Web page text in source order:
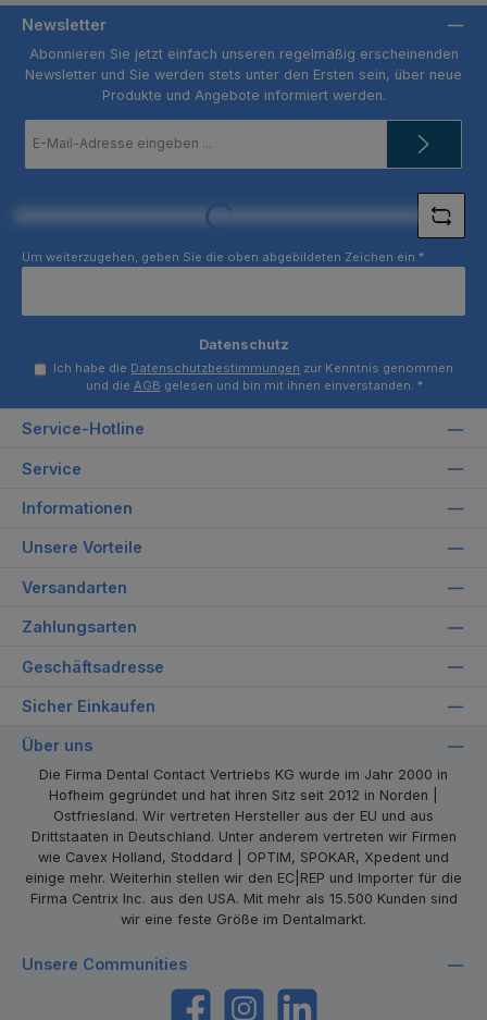
Newsletter
Abonnieren Sie jetzt einfach unseren regelmäßig erscheinenden
Newsletter und Sie werden stets unter den Ersten sein, über neue
Produkte und Angebote informiert werden.
Mail-
Loading...
Um weiterzugehen, geben Sie die oben abgebildeten Zeichen ein *
Datenschutz
Ich habe die Datenschutzbestimmungen zur Kenntnis genommen
und die AGB gelesen und bin mit ihnen einverstanden. *
Service-Hotline
Service
Informationen
Unsere Vorteile
Versandarten
Zahlungsarten
Geschäftsadresse
Sicher Einkaufen
Über uns
Die Firma Dental Contact Vertriebs KG wurde im Jahr 2000 in
Hofheim gegründet und hat ihren Sitz seit 2012 in Norden |
Ostfriesland. Wir vertreten Hersteller aus der EU und aus
Drittstaaten in Deutschland. Unter anderem vertreten wir Firmen
wie Cavex Holland, Stoddard | OPTIM, SPOKAR, Xpedent und
einige mehr. Weiterhin stellen wir den EC|REP und Importer für die
Firma Centrix Inc. aus den USA. Mit mehr als 15.500 Kunden sind
wir eine feste Größe im Dentalmarkt.
Unsere Communities